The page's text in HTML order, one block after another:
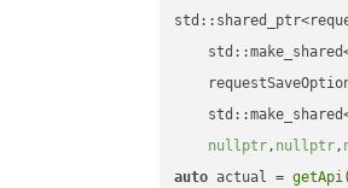
nullptr, nullptr,
auto actual = getApi